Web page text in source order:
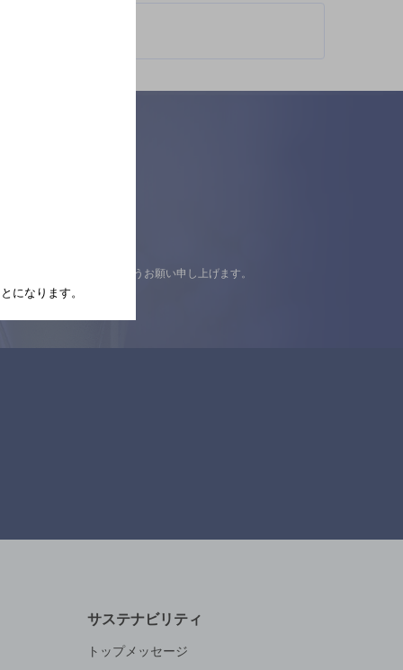
の上ご来店くださいますようお願い申し上げます。
サステナビリティ
トップメッセージ
になります。